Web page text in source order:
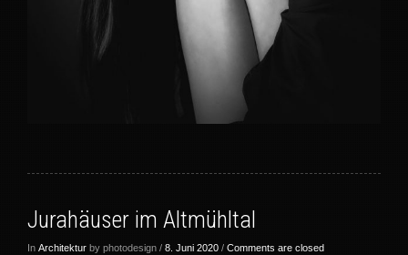
Jurahäuser im Altmühltal
In Architektur by photodesign / 8. Juni 2020 / Comments are closed